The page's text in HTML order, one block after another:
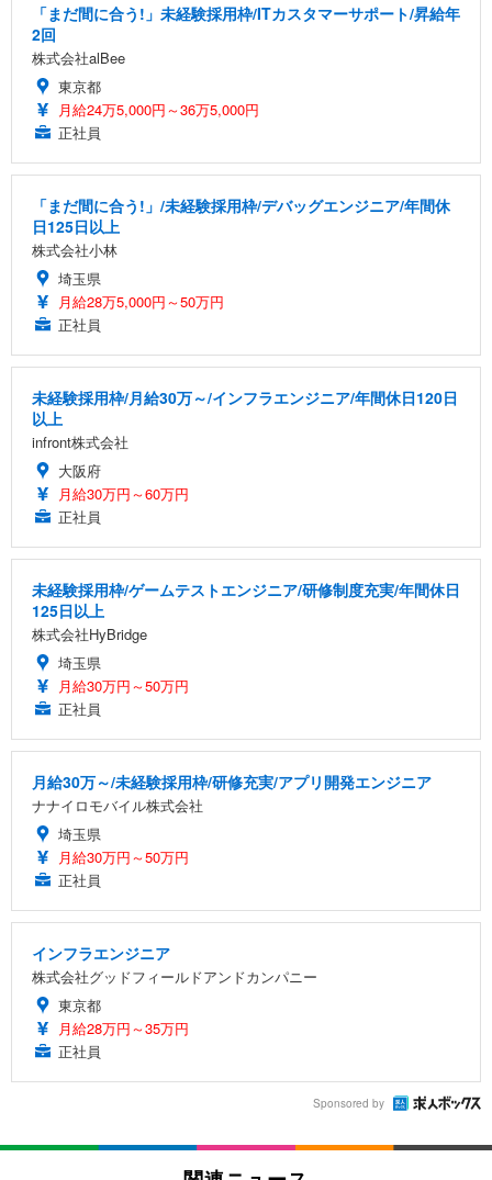
「まだ間に合う!」未経験採用枠/ITカスタマーサポート/昇給年
2回
株式会社alBee
東京都
月給24万5,000円～36万5,000円
正社員
「まだ間に合う!」/未経験採用枠/デバッグエンジニア/年間休
日125日以上
株式会社小林
埼玉県
月給28万5,000円～50万円
正社員
未経験採用枠/月給30万～/インフラエンジニア/年間休日120日
以上
infront株式会社
大阪府
月給30万円～60万円
正社員
未経験採用枠/ゲームテストエンジニア/研修制度充実/年間休日
125日以上
株式会社HyBridge
埼玉県
月給30万円～50万円
正社員
月給30万～/未経験採用枠/研修充実/アプリ開発エンジニア
ナナイロモバイル株式会社
埼玉県
月給30万円～50万円
正社員
インフラエンジニア
株式会社グッドフィールドアンドカンパニー
東京都
月給28万円～35万円
正社員
Sponsored by